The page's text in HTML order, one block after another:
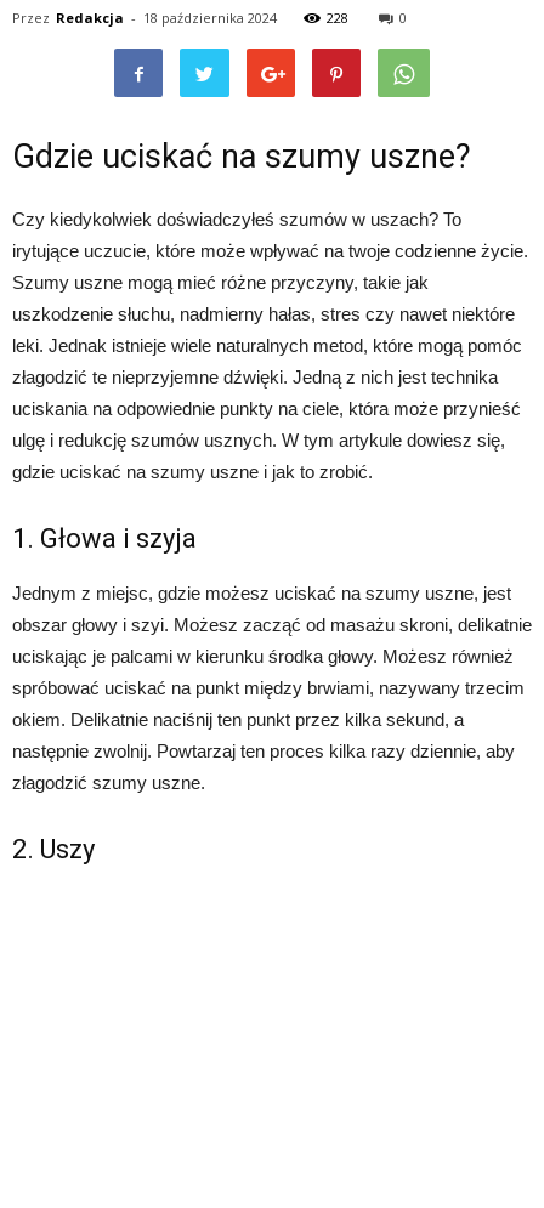
Przez Redakcja - 18 października 2024 228 0
Gdzie uciskać na szumy uszne?
Czy kiedykolwiek doświadczyłeś szumów w uszach? To
irytujące uczucie, które może wpływać na twoje codzienne życie.
Szumy uszne mogą mieć różne przyczyny, takie jak
uszkodzenie słuchu, nadmierny hałas, stres czy nawet niektóre
leki. Jednak istnieje wiele naturalnych metod, które mogą pomóc
złagodzić te nieprzyjemne dźwięki. Jedną z nich jest technika
uciskania na odpowiednie punkty na ciele, która może przynieść
ulgę i redukcję szumów usznych. W tym artykule dowiesz się,
gdzie uciskać na szumy uszne i jak to zrobić.
1. Głowa i szyja
Jednym z miejsc, gdzie możesz uciskać na szumy uszne, jest
obszar głowy i szyi. Możesz zacząć od masażu skroni, delikatnie
uciskając je palcami w kierunku środka głowy. Możesz również
spróbować uciskać na punkt między brwiami, nazywany trzecim
okiem. Delikatnie naciśnij ten punkt przez kilka sekund, a
następnie zwolnij. Powtarzaj ten proces kilka razy dziennie, aby
złagodzić szumy uszne.
2. Uszy